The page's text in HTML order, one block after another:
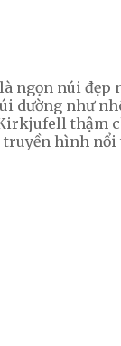
ngọn núi
dường như
thậm
hình nổi